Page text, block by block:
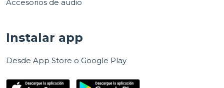
Accesorios de audio
Instalar app
Desde App Store o Google Play